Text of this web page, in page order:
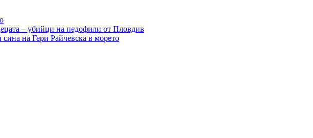
– убийци на педофили от Пловдив
на Гери Райчевска в морето